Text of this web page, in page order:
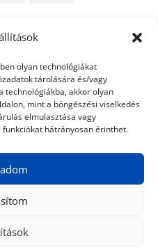
olyan technológiákat
tárolására és/vagy
technológiákba, akkor olyan
mint a böngészési viselkedés
elmulasztása vagy
hátrányosan érinthet.
Médiaajánlat